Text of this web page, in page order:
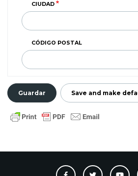
CIUDAD
CÓDIGO POSTAL